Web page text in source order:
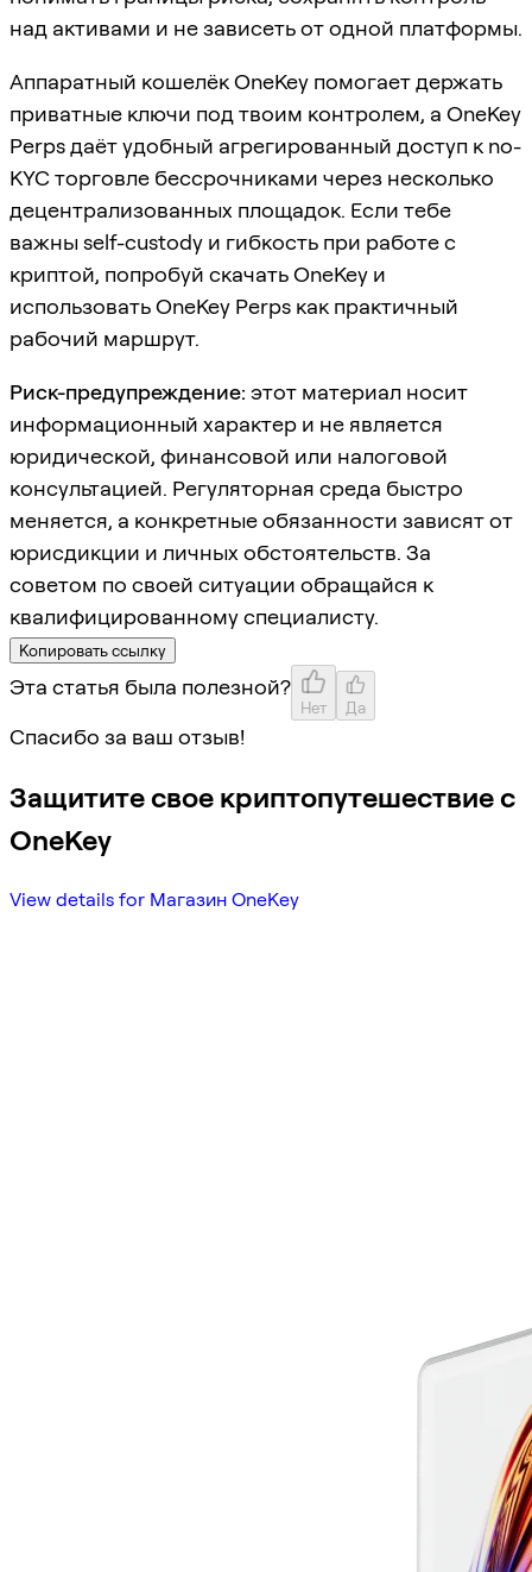
над активами и не зависеть от одной платформы.
Аппаратный кошелёк OneKey помогает держать
приватные ключи под твоим контролем, а OneKey
Perps даёт удобный агрегированный доступ к no-
KYC торговле бессрочниками через несколько
децентрализованных площадок. Если тебе
важны self-custody и гибкость при работе с
криптой, попробуй скачать OneKey и
использовать OneKey Perps как практичный
рабочий маршрут.
Риск-предупреждение: этот материал носит
информационный характер и не является
юридической, финансовой или налоговой
консультацией. Регуляторная среда быстро
меняется, а конкретные обязанности зависят от
юрисдикции и личных обстоятельств. За
советом по своей ситуации обращайся к
квалифицированному специалисту.
Копировать ссылку
Эта статья была полезной?
Нет Да
Спасибо за ваш отзыв!
Защитите свое криптопутешествие с
OneKey
View details for Магазин OneKey